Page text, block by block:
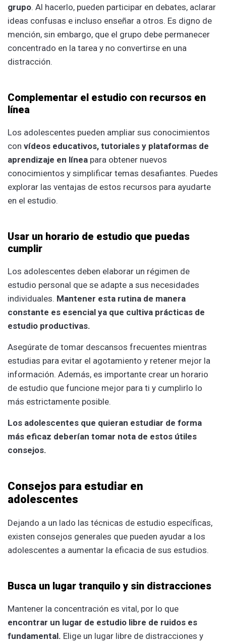
grupo. Al hacerlo, pueden participar en debates, aclarar
ideas confusas e incluso enseñar a otros. Es digno de
mención, sin embargo, que el grupo debe permanecer
concentrado en la tarea y no convertirse en una
distracción.
Complementar el estudio con recursos en
línea
Los adolescentes pueden ampliar sus conocimientos
con vídeos educativos, tutoriales y plataformas de
aprendizaje en línea para obtener nuevos
conocimientos y simplificar temas desafiantes. Puedes
explorar las ventajas de estos recursos para ayudarte
en el estudio.
Usar un horario de estudio que puedas
cumplir
Los adolescentes deben elaborar un régimen de
estudio personal que se adapte a sus necesidades
individuales. Mantener esta rutina de manera
constante es esencial ya que cultiva prácticas de
estudio productivas.
Asegúrate de tomar descansos frecuentes mientras
estudias para evitar el agotamiento y retener mejor la
información. Además, es importante crear un horario
de estudio que funcione mejor para ti y cumplirlo lo
más estrictamente posible.
Los adolescentes que quieran estudiar de forma
más eficaz deberían tomar nota de estos útiles
consejos.
Consejos para estudiar en
adolescentes
Dejando a un lado las técnicas de estudio específicas,
existen consejos generales que pueden ayudar a los
adolescentes a aumentar la eficacia de sus estudios.
Busca un lugar tranquilo y sin distracciones
Mantener la concentración es vital, por lo que
encontrar un lugar de estudio libre de ruidos es
fundamental. Elige un lugar libre de distracciones y